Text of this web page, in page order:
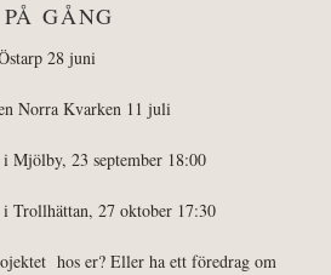
PÅ GÅNG
28 juni
Norra Kvarken 11 juli
Mjölby, 23 september 18:00
Trollhättan, 27 oktober 17:30
hos er? Eller ha ett föredrag om